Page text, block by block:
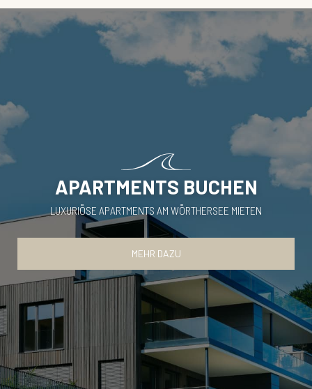
APARTMENTS BUCHEN
LUXURIÖSE APARTMENTS AM WÖRTHERSEE MIETEN
MEHR DAZU